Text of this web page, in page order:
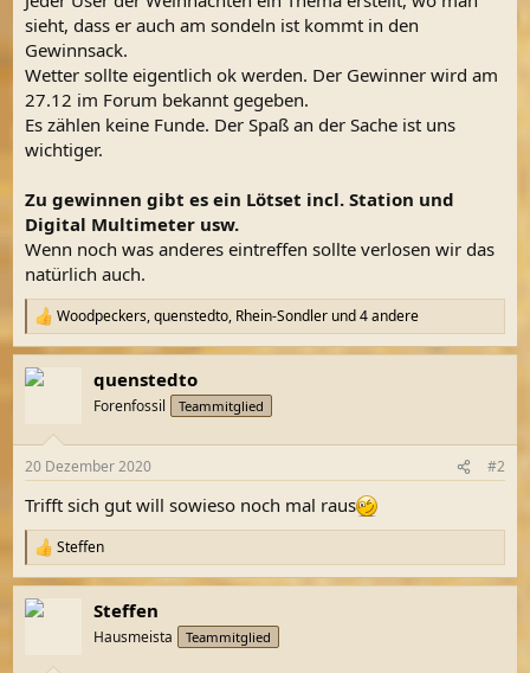
m
sieht, dass er auch am sondeln ist kommt in den
Gewinnsack.
Wetter sollte eigentlich ok werden. Der Gewinner wird am
27.12 im Forum bekannt gegeben.
Es zählen keine Funde. Der Spaß an der Sache ist uns
wichtiger.
Zu gewinnen gibt es ein Lötset incl. Station und
Digital Multimeter usw.
Wenn noch was anderes eintreffen sollte verlosen wir das
natürlich auch.
R
e
a
k
e
:
Woodpeckers,quenstedto, Rhein-Sondler und 4 andere
quenstedto
Forenfossil Teammitglied
20 Dezember 2020 #2
Trifft sich gut will sowieso noch mal raus
R
e
a
k
Steffen
Steffen
Hausmeista Teammitglied